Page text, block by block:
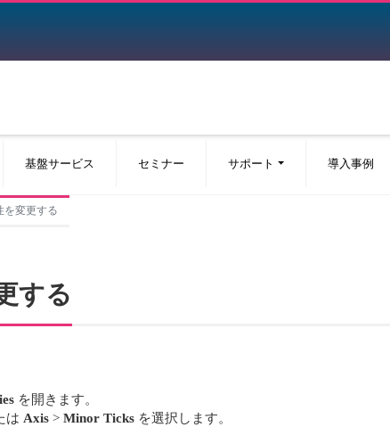
基盤サービス セミナー サポート 導入事例
を変更する
する
を開きます。
は Axis > Minor Ticks を選択します。